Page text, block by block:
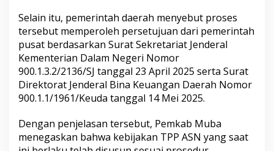
Selain itu, pemerintah daerah menyebut proses
tersebut memperoleh persetujuan dari pemerintah
pusat berdasarkan Surat Sekretariat Jenderal
Kementerian Dalam Negeri Nomor
900.1.3.2/2136/SJ tanggal 23 April 2025 serta Surat
Direktorat Jenderal Bina Keuangan Daerah Nomor
900.1.1/1961/Keuda tanggal 14 Mei 2025.
Dengan penjelasan tersebut, Pemkab Muba
menegaskan bahwa kebijakan TPP ASN yang saat